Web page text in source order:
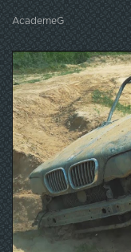
AcademeG